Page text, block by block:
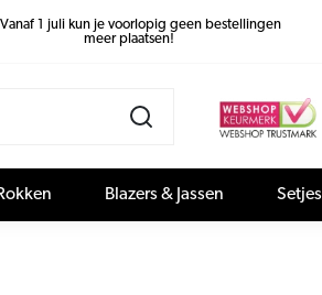
Vanaf 1 juli kun je voorlopig geen bestellingen
meer plaatsen!
Blazers & Jassen Setjes